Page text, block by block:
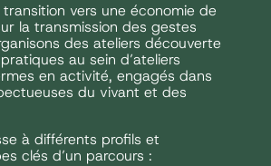
vers une économie de
la transmission des gestes
des ateliers découverte
au sein d’ateliers
en activité, engagés dans
du vivant et des
à différents profils et
clés d’un parcours :